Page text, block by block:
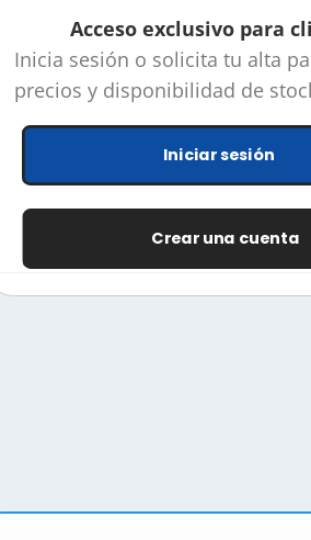
Acceso exclusivo para
Inicia sesión o solicita tu alta
precios y disponibilidad de
Iniciar sesión
Crear una cuenta